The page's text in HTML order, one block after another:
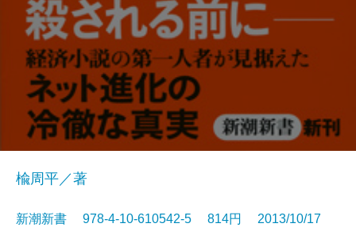
楡周平／著
新潮新書 978-4-10-610542-5 814円 2013/10/17